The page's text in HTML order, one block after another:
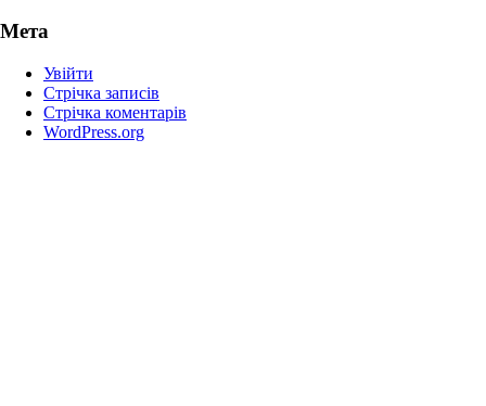
Мета
Увійти
Стрічка записів
Стрічка коментарів
WordPress.org